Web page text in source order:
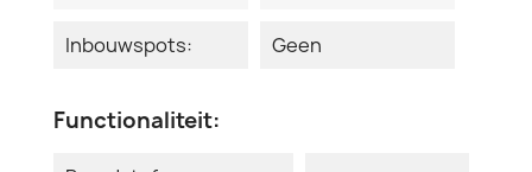
Inbouwspots: Geen
Functionaliteit: